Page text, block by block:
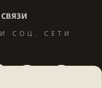
СОЦ. СЕТИ